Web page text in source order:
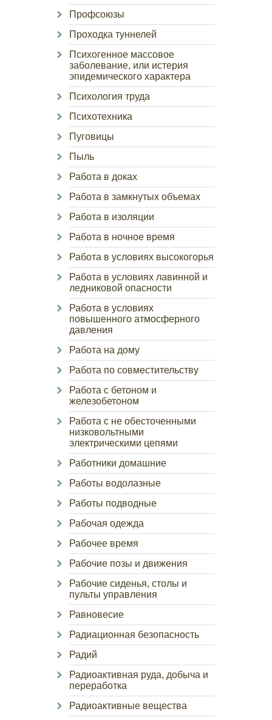
Профсоюзы
Проходка туннелей
Психогенное массовое
заболевание, или истерия
эпидемического характера
Психология труда
Психотехника
Пуговицы
Пыль
Работа в доках
Работа в замкнутых объемах
Работа в изоляции
Работа в ночное время
Работа в условиях высокогорья
Работа в условиях лавинной и
ледниковой опасности
Работа в условиях
повышенного атмосферного
давления
Работа на дому
Работа по совместительству
Работа с бетоном и
железобетоном
Работа с не обесточенными
низковольтными
электрическими цепями
Работники домашние
Работы водолазные
Работы подводные
Рабочая одежда
Рабочее время
Рабочие позы и движения
Рабочие сиденья, столы и
пульты управления
Равновесие
Радиационная безопасность
Радий
Радиоактивная руда, добыча и
переработка
Радиоактивные вещества